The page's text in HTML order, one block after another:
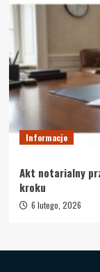
Informacje
Akt notarialny
kroku
6 lutego, 2026